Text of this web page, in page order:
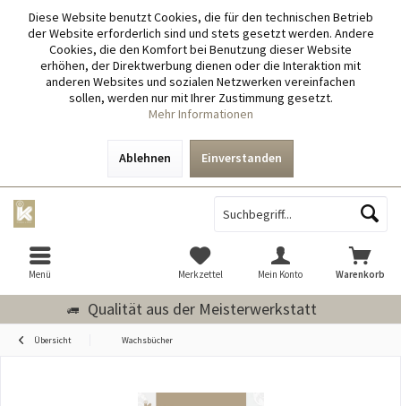
Diese Website benutzt Cookies, die für den technischen Betrieb
der Website erforderlich sind und stets gesetzt werden. Andere
Cookies, die den Komfort bei Benutzung dieser Website
erhöhen, der Direktwerbung dienen oder die Interaktion mit
anderen Websites und sozialen Netzwerken vereinfachen
sollen, werden nur mit Ihrer Zustimmung gesetzt.
Mehr Informationen
Ablehnen Einverstanden
Qualität aus der Meisterwerkstatt
Menü Warenkorb
Merkzettel Mein Konto
Übersicht Wachsbücher